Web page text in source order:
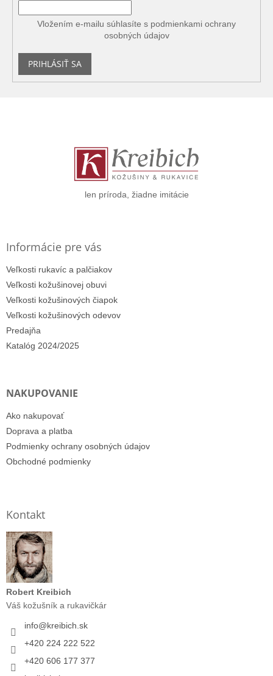
Vložením e-mailu súhlasíte s podmienkami ochrany
osobných údajov
PRIHLÁSIŤ SA
len príroda, žiadne imitácie
Informácie pre vás
Veľkosti rukavíc a palčiakov
Veľkosti kožušinovej obuvi
Veľkosti kožušinových čiapok
Veľkosti kožušinových odevov
Predajňa
Katalóg 2024/2025
NAKUPOVANIE
Ako nakupovať
Doprava a platba
Podmienky ochrany osobných údajov
Obchodné podmienky
Kontakt
Robert Kreibich
Váš kožušník a rukavičkár
info@kreibich.sk
+420 224 222 522
+420 606 177 377